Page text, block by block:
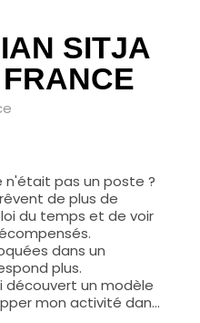
SITJA
n'était pas un poste ?
de plus de
du temps et de voir
dans un
plus.
découvert un modèle
mon activité dans